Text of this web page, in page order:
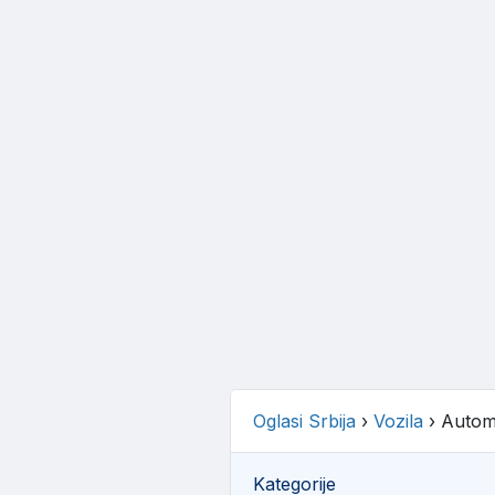
Oglasi Srbija› Vozila›
Kategorije